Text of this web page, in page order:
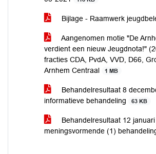
Bijlage - Raamwerk
Aangenomen motie "De
verdient een nieuw Jeugdnota!"
fracties CDA, PvdA, VVD, D66,
Arnhem Centraal
1 MB
Behandelresultaat 8
informatieve behandeling
63 KB
Behandelresultaat 12 januari
meningsvormende (1)